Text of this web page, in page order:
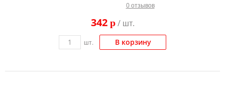
0 отзывов
342 p/ шт.
шт. В корзину